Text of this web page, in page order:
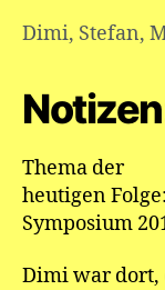
Dimi, Stefan,
Thema der
heutigen Folge:
Symposium
Dimi war dort,